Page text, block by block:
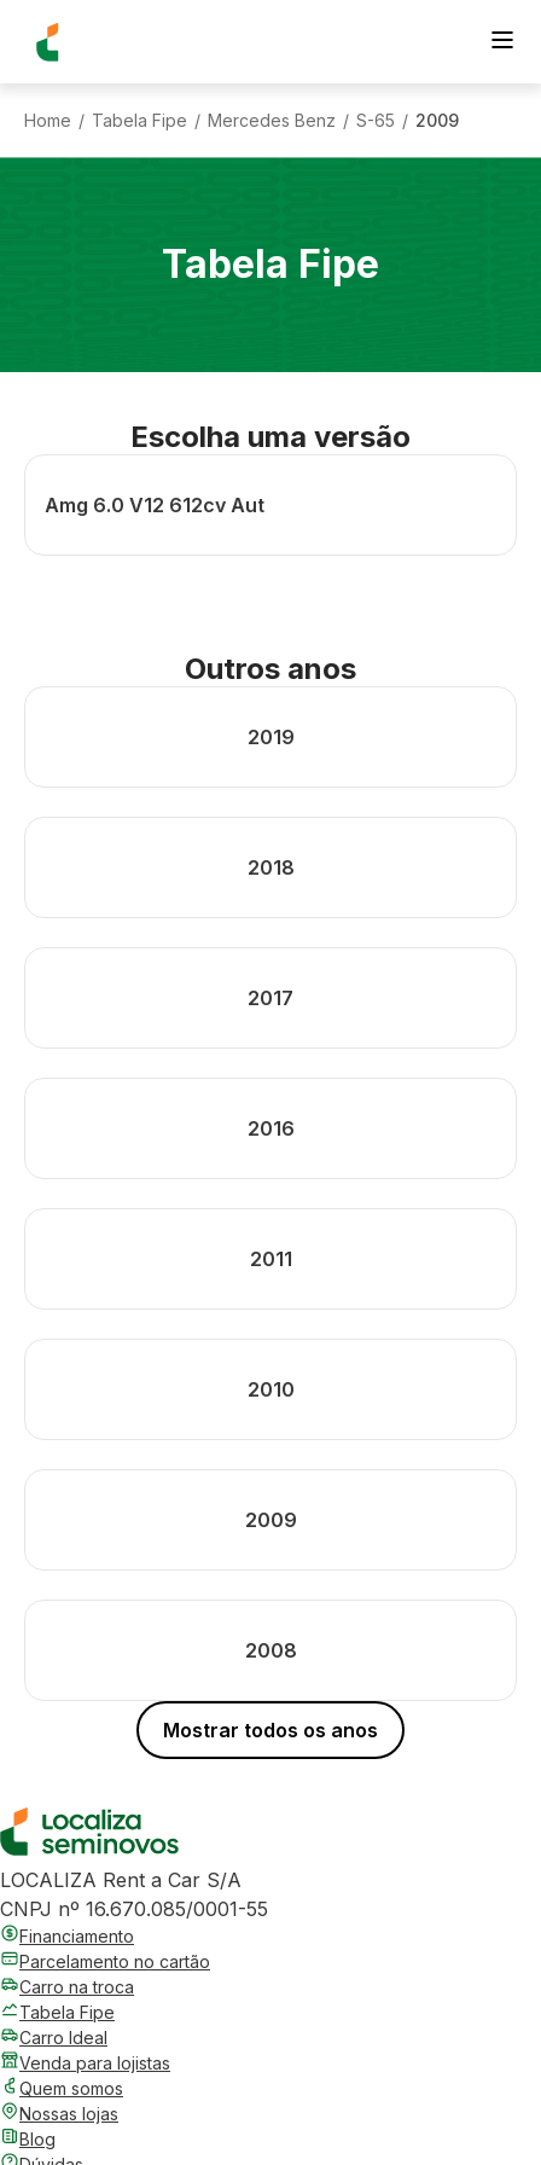
Home / Tabela Fipe / Mercedes Benz / S-65 / 2009
Tabela Fipe
Escolha uma versão
Amg 6.0 V12 612cv Aut
Outros anos
2019
2018
2017
2016
2011
2010
2009
2008
Mostrar todos os anos
LOCALIZA Rent a Car S/A
CNPJ nº 16.670.085/0001-55
Financiamento
Parcelamento no cartão
Carro na troca
Tabela Fipe
Carro Ideal
Venda para lojistas
Quem somos
Nossas lojas
Blog